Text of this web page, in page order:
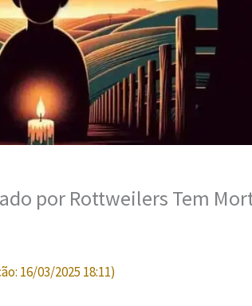
por Rottweilers Tem
16/03/2025 18:11)